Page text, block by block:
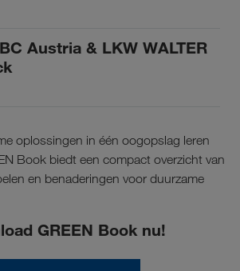
Austria & LKW WALTER
oplossingen in één oogopslag leren
Book biedt een compact overzicht van
en benaderingen voor duurzame
GREEN Book nu!